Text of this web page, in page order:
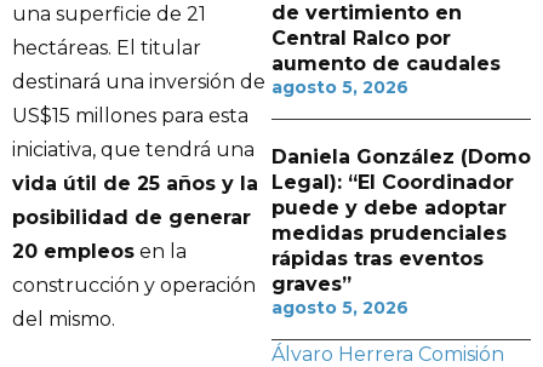
una superficie de 21
hectáreas. El titular
destinará una inversión de
US$15 millones para esta
iniciativa, que tendrá una
vida útil de 25 años y la
posibilidad de generar
20 empleos en la
construcción y operación
del mismo.
de vertimiento en
Central Ralco por
aumento de caudales
agosto 5, 2026
Daniela González (Domo
Legal): “El Coordinador
puede y debe adoptar
medidas prudenciales
rápidas tras eventos
graves”
agosto 5, 2026
Álvaro Herrera Comisión